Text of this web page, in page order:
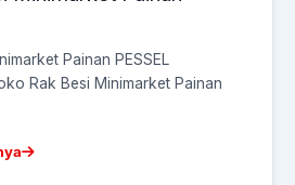
Painan PESSEL
Rak Besi Minimarket Painan